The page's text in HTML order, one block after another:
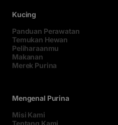
Kucing
Panduan Perawatan
Temukan Hewan
Peliharaanmu
Makanan
Merek Purina
Mengenal Purina
Misi Kami
Tentang Kami